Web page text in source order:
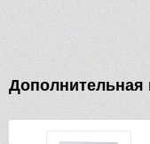
Дополнительная